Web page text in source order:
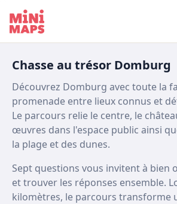
Aller au contenu
Chasse au trésor Domburg
Découvrez Domburg avec toute la
promenade entre lieux connus et
Le parcours relie le centre, le
œuvres dans l'espace public ainsi
la plage et des dunes.
Sept questions vous invitent à bien
et trouver les réponses ensemble.
kilomètres, le parcours transforme